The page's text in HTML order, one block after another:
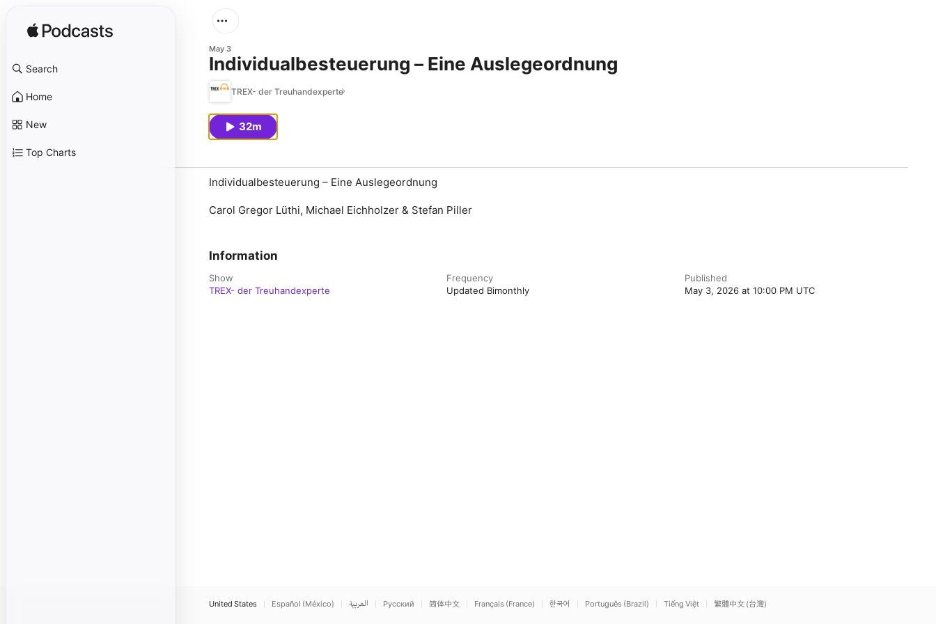
Search
Home
New
Top Charts
May 3
Individualbesteuerung – Eine Auslegeordnung
TREX- der Treuhandexperte
32m
Individualbesteuerung – Eine Auslegeordnung
Carol Gregor Lüthi, Michael Eichholzer & Stefan Piller
Information
Show
TREX- der Treuhandexperte
Frequency
Updated Bimonthly
Published
May 3, 2026 at 10:00 PM UTC
United States Español (México) العربية Русский 简体中文 Français (France) 한국어 Português (Brazil) Tiếng Việt 繁體中文 (台灣)